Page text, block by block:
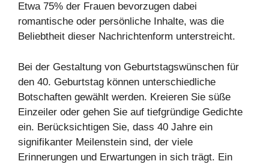
Etwa 75% der Frauen bevorzugen dabei
romantische oder persönliche Inhalte, was die
Beliebtheit dieser Nachrichtenform unterstreicht.
Bei der Gestaltung von Geburtstagswünschen für
den 40. Geburtstag können unterschiedliche
Botschaften gewählt werden. Kreieren Sie süße
Einzeiler oder gehen Sie auf tiefgründige Gedichte
ein. Berücksichtigen Sie, dass 40 Jahre ein
signifikanter Meilenstein sind, der viele
Erinnerungen und Erwartungen in sich trägt. Ein